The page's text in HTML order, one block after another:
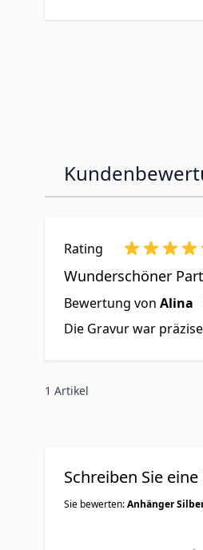
Rating
Wunderschöner
Bewertung von Alina
Die Gravur war
1 Artikel
Schreiben Sie
Sie bewerten:Anhänger